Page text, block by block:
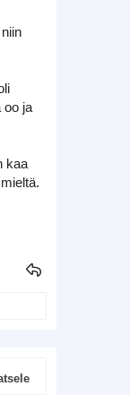
oo ja
kaa